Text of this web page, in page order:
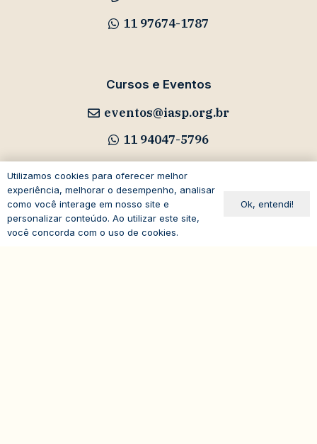
11 97674-1787
Cursos e Eventos
eventos@iasp.org.br
11 94047-5796
Avenida Paulista, 1294
19º andar – Bela Vista
Utilizamos cookies para oferecer melhor
experiência, melhorar o desempenho, analisar
como você interage em nosso site e
personalizar conteúdo. Ao utilizar este site,
você concorda com o uso de cookies.
Ok, entendi!